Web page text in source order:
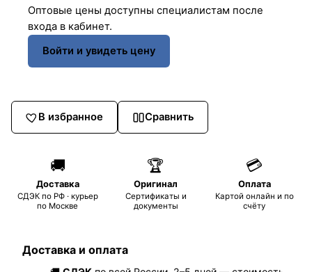
Оптовые цены доступны специалистам после
входа в кабинет.
Войти и увидеть цену
В избранное Сравнить
🚚
Доставка
СДЭК по РФ · курьер
по Москве
🏆
Оригинал
Сертификаты и
документы
💳
Оплата
Картой онлайн и по
счёту
Доставка и оплата